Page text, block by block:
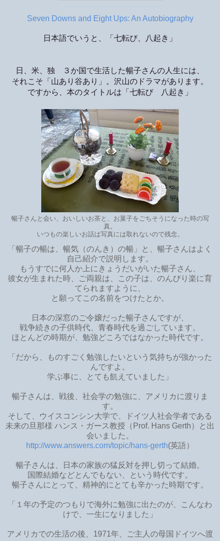
Seven Downs and Eight Ups: An Autobiography
日本語でいうと、「七転び、八起き」
日、米、独 ３か国で生活した暢子さんの人生には、
それこそ「山あり谷あり」。沢山のドラマがあります。
ですから、本のタイトルは「七転び 八起き」
暢子さんと会い、おいしいお茶と、お菓子をごちそうになった時の写
真。
いつもの楽しいお話は写真には取れないので残念。
「暢子の暢は、暢気（のんき）の暢」と、暢子さんはよく
自己紹介で説明します。
もうすでに何人か上にきょうだいがいた暢子さん、
彼女が生まれた時、ご両親は、この子は、のんびり楽に育
てられますように、
と願ってこの名前をつけたとか。
日本の深窓のご令嬢だった暢子さんですが、
戦争続きの子供時代、青春時代を過ごしています。
ほとんどの時期が、勉強どころではなかった時代です。
「だから、ものすごく勉強したいという気持ちが強かった
んですよ。
学ぶ事に、とても飢えていました」
暢子さんは、戦後、社会学の勉強に、アメリカに渡りま
す。
そして、ウイスコンシン大学で、ドイツ人社会学者である
未来の旦那様 ハンス・ガース教授（Prof. Hans Gerth）と出
会いました。
http://www.answers.com/topic/hans-gerth(英語）
暢子さんは、日本の家族の猛反対を押し切って結婚。
国際結婚などとんでもない、という時代です。
暢子さんにとって、精神的にとても辛かった時期です。
「１年の予定のつもりで海外に勉強に出たのが、こんなわ
けで、一生になりました」
アメリカでの生活の後、1971年、ご主人の母国ドイツへ渡